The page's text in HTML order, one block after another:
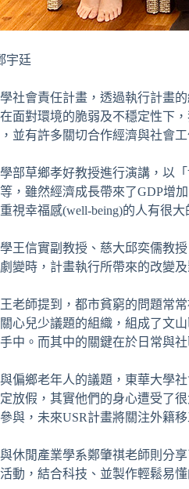
宇廷
社會責任計畫，透過執行計畫
面對環境的脆弱及不穩定性下
並有許多關切合作經濟與社會
部草鄉孝好教授進行演講，以
，雖然經濟成長帶來了GDP增
視幸福感(well-being)的人有很
王信實副教授、慈大邱奕儒教
變時，計畫執行所帶來的改變及
老師提到，都市貧窮的問題常
心兒少議題的組織，組成了文
中。而其中的關鍵在於日常與
偏鄉老年人的議題，東華大學
放假，其實他們的身心遭受了
與，未來USR計畫將關注外籍
休閒產業學系鄭肇祺老師則分
動，結合科技、並製作輕鬆易